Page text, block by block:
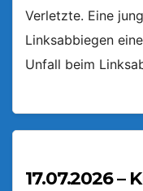
Verletzte. Eine
Linksabbiegen
Unfall beim
17.07.2026 –